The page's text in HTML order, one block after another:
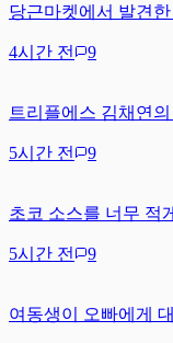
당근마켓에서 발견
4시간 전 9
트리플에스 김채연
5시간 전 9
초코 소스를 너무 적
5시간 전 9
여동생이 오빠에게